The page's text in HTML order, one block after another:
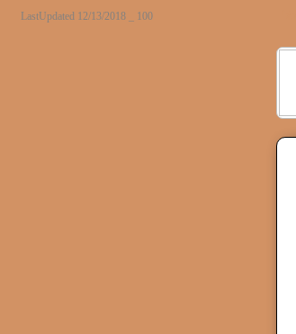
LastUpdated 12/13/2018 _ 100